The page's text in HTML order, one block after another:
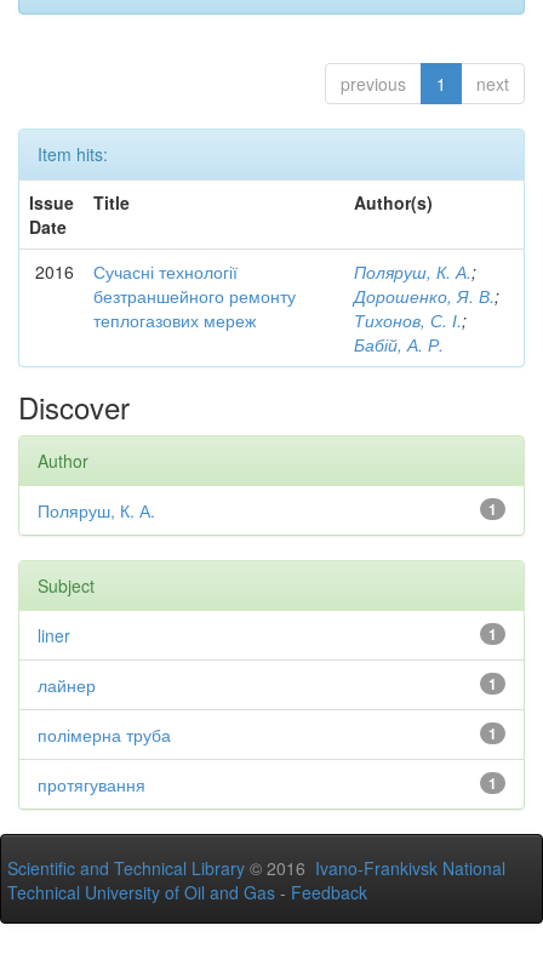
previous 1 next
Item hits:
Issue
Date
Title Author(s)
2016
Сучасні технології
безтраншейного ремонту
теплогазових мереж
Поляруш, К. А.;
Дорошенко, Я. В.;
Тихонов, С. І.;
Бабій, А. Р.
Discover
Author
1
Поляруш, К. А.
Subject
1
liner
1
лайнер
1
полімерна труба
1
протягування
Scientific and Technical Library © 2016 Ivano-Frankivsk National
Technical University of Oil and Gas - Feedback